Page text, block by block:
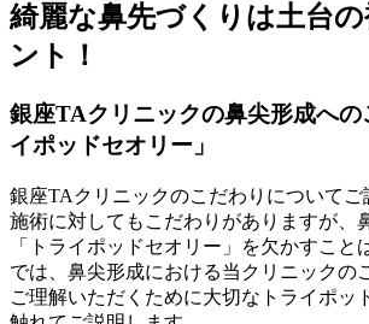
綺麗な鼻先づくりは土台
ント！
銀座TAクリニックの鼻尖形成への
イポッドセオリー」
銀座TAクリニックのこだわりについて
施術に対してもこだわりがありますが、
「トライポッドセオリー」
を欠かすこと
では、鼻尖形成における当クリニックの
ご理解いただくために大切な トライポッ